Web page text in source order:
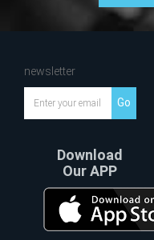
newsletter
Go
Download
Our APP